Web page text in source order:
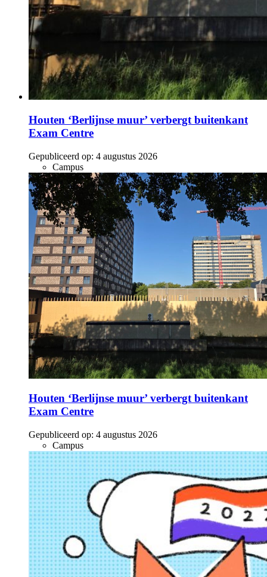
Houten ‘Berlijnse muur’ verbergt buitenkant
Exam Centre
Gepubliceerd op: 4 augustus 2026
Campus
Houten ‘Berlijnse muur’ verbergt buitenkant
Exam Centre
Gepubliceerd op: 4 augustus 2026
Campus